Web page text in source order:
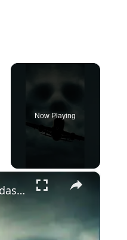
Now Playing
×
As almas perdidas do Voo 401